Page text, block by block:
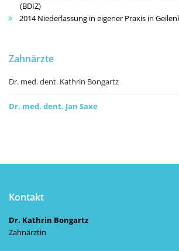
(BDIZ)
2014 Niederlassung in eigener Praxis in
Zahnärzte
Dr. med. dent. Kathrin Bongartz
Dr. med. dent. Jan Saxe
Kontakt
Dr. Kathrin Bongartz
Zahnärztin